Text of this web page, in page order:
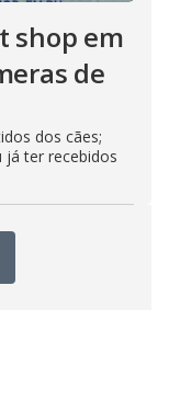
shop em
de
dos cães;
ter recebidos